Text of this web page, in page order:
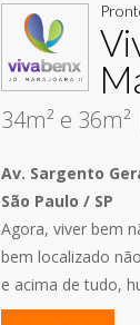
34m² e
Av. Sargento
São Paulo / SP
Agora, viver bem
bem localizado
e acima de tudo,